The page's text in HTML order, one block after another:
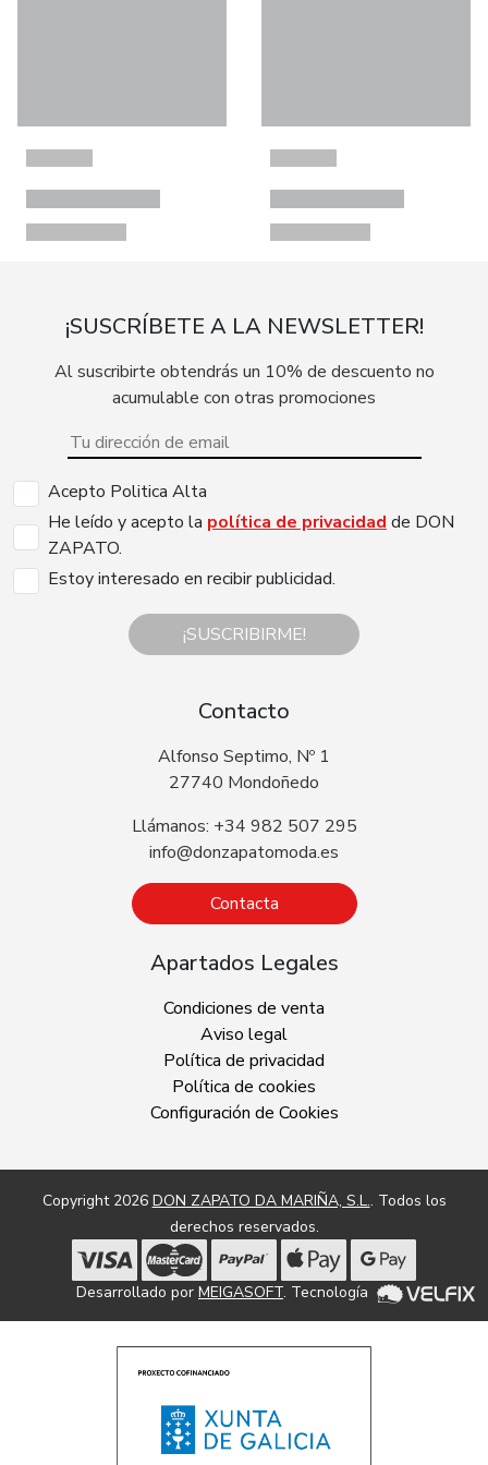
¡SUSCRÍBETE A LA NEWSLETTER!
Al suscribirte obtendrás un 10% de descuento no
acumulable con otras promociones
Acepto Politica Alta
He leído y acepto la política de privacidad de DON
ZAPATO.
Estoy interesado en recibir publicidad.
¡SUSCRIBIRME!
Contacto
Alfonso Septimo, Nº 1
27740 Mondoñedo
Llámanos: +34 982 507 295
info@donzapatomoda.es
Contacta
Apartados Legales
Condiciones de venta
Aviso legal
Política de privacidad
Política de cookies
Configuración de Cookies
Copyright 2026 DON ZAPATO DA MARIÑA, S.L.. Todos los
derechos reservados.
Desarrollado por MEIGASOFT. Tecnología